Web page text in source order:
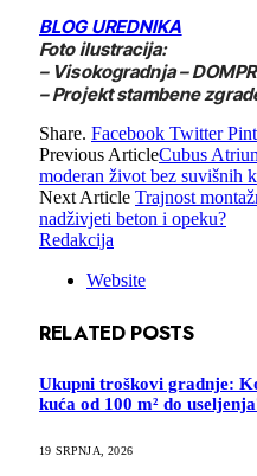
BLOG UREDNIKA
Foto ilustracija:
– Visokogradnja –
– Projekt stambene
Share. Facebook Twitter
Previous ArticleCubus
moderan život bez suvišnih
Next Article Trajnost
nadživjeti beton i opeku?
Redakcija
Website
RELATED POSTS
Ukupni troškovi gradnje:
kuća od 100 m² do
19 SRPNJA, 2026